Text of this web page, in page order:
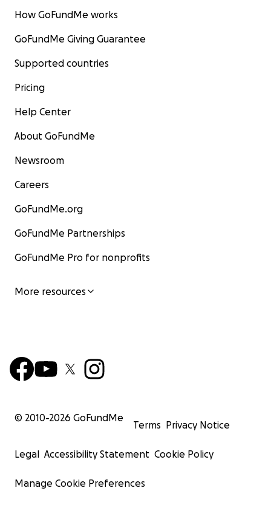
How GoFundMe works
GoFundMe Giving Guarantee
Supported countries
Pricing
Help Center
About GoFundMe
Newsroom
Careers
GoFundMe.org
GoFundMe Partnerships
GoFundMe Pro for nonprofits
More resources
© 2010-2026 GoFundMe
Terms Privacy Notice
Legal Accessibility Statement Cookie Policy
Manage Cookie Preferences